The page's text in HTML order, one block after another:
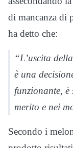
di mancanza di
ha detto che:
“L’uscita
è una
funzionante,
merito e nei
Secondo i